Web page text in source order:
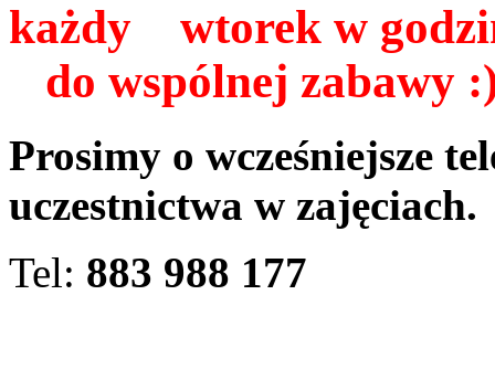
każdy wtorek w
do wspólnej zabawy
Prosimy o wcześniejsze
uczestnictwa w zajęciach.
Tel: 883 988 177